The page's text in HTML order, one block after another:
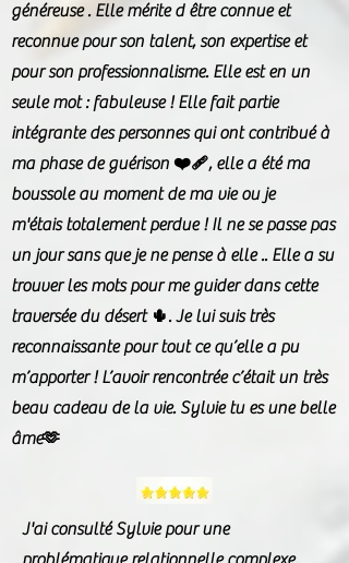
généreuse . Elle mérite d être connue et
reconnue pour son talent, son expertise et
pour son professionnalisme. Elle est en un
seule mot : fabuleuse ! Elle fait partie
intégrante des personnes qui ont contribué à
ma phase de guérison ❤️‍🩹, elle a été ma
boussole au moment de ma vie ou je
m'étais totalement perdue ! Il ne se passe pas
un jour sans que je ne pense à elle .. Elle a su
trouver les mots pour me guider dans cette
traversée du désert 🌵. Je lui suis très
reconnaissante pour tout ce qu’elle a pu
m’apporter ! L’avoir rencontrée c’était un très
beau cadeau de la vie. Sylvie tu es une belle
âme🫶
J'ai consulté Sylvie pour une